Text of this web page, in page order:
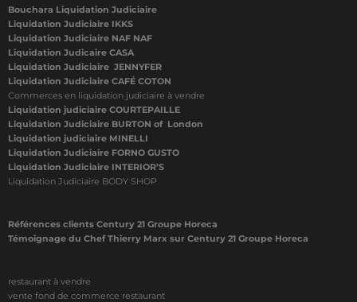
Bouchara Liquidation Judiciaire
Liquidation Judiciaire IKKS
Liquidation Judiciaire NAF NAF
Liquidation Judicaire CASA
Liquidation Judiciaire JENNYFER
Liquidation Judiciaire CAFÉ COTON
Commerces en liquidation judiciaire à vendre
Liquidation judiciaire COURTEPAILLE
Liquidation Judiciaire BURTON of London
Liquidation judiciaire MINELLI
Liquidation Judiciaire FORNO GUSTO
Liquidation Judiciaire INTERIOR’S
Liquidation Judiciaire BODY SHOP
Références clients Century 21 Groupe Horeca
Témoignage du Chef Thierry Marx sur Century 21 Groupe Horeca
restaurant à vendre
vente fond de commerce restaurant